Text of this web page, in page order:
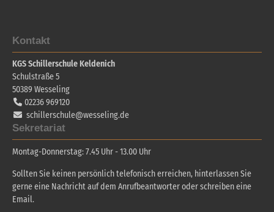
Kontakt
KGS Schillerschule Keldenich
Schulstraße 5
50389 Wesseling
02236 969120
schillerschule@wesseling.de
Sekretariat
Montag-Donnerstag: 7.45 Uhr - 13.00 Uhr
Sollten Sie keinen persönlich telefonisch erreichen, hinterlassen Sie
gerne eine Nachricht auf dem Anrufbeantworter oder schreiben eine
Email.